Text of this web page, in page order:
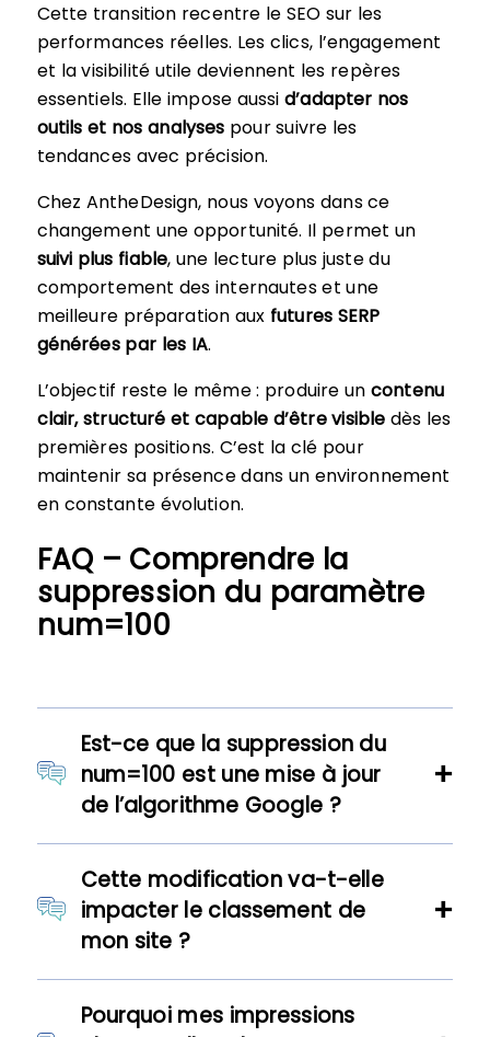
Cette transition recentre le SEO sur les
performances réelles. Les clics, l’engagement
et la visibilité utile deviennent les repères
essentiels. Elle impose aussid’adapter nos
outils et nos analyses pour suivre les
tendances avec précision.
Chez AntheDesign, nous voyons dans ce
changement une opportunité. Il permet un
suivi plus fiable, une lecture plus juste du
comportement des internautes et une
meilleure préparation aux futures SERP
générées par les IA.
L’objectif reste le même : produire un contenu
clair, structuré et capable d’être visible dès les
premières positions. C’est la clé pour
maintenir sa présence dans un environnement
en constante évolution.
FAQ – Comprendre la
suppression du paramètre
num=100
Est-ce que la suppression du
num=100 est une mise à jour
de l’algorithme Google ?
Cette modification va-t-elle
impacter le classement de
mon site ?
Pourquoi mes impressions